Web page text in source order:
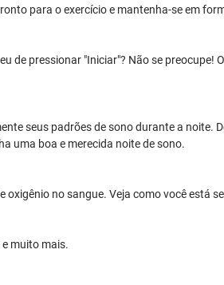
para o exercício e mantenha-se em
de pressionar "Iniciar"? Não se
seus padrões de sono durante a noite.
uma boa e merecida noite de sono.
no sangue. Veja como você está
muito mais.